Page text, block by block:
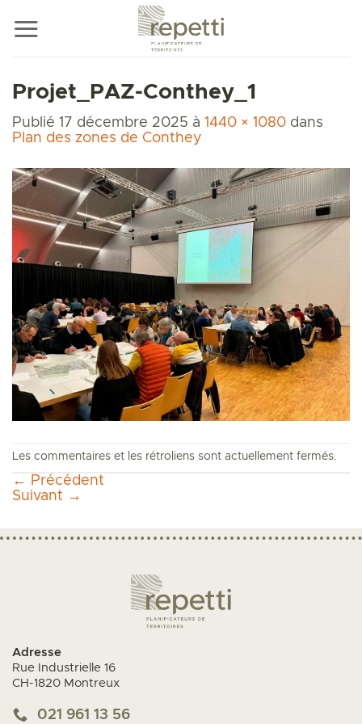
au
contenu
Projet_PAZ-Conthey_1
Publié 17 décembre 2025 à 1440 × 1080 dans
Plan des zones de Conthey
Les commentaires et les rétroliens sont actuellement fermés.
← Précédent
Suivant →
Adresse
Rue Industrielle 16
CH-1820 Montreux
021 961 13 56